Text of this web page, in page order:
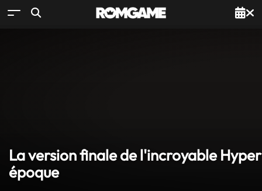
La version finale de l'incroyable
époque